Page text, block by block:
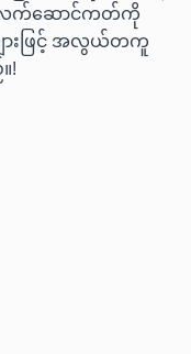
လက်ဆောင်ကတ်ကို
ားဖြင့် အလွယ်တကူ
!